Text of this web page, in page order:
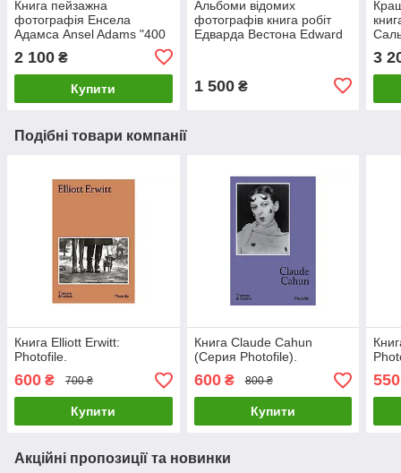
Книга пейзажна
фотографія Енсела
Адамса Ansel Adams "400
палітурка) книги для
фотографів
2 100 ₴
Купити
Альбоми відомих
фотографів книга робіт
Едварда Вестона Edward
1 500₴
3
Подібні товари компанії
Книга Elliott Erwitt:
Photofile.
600 ₴ 700 ₴
Купити
Книга Claude Cahun
(Серия Photofile).
600₴ 800 ₴
Купити
550
Акційні пропозиції та новинки